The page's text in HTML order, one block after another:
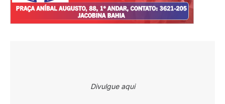
Divulgue aqui